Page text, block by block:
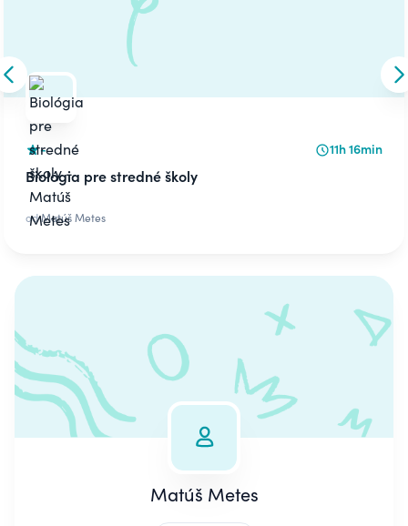
Skip to previous slide
- 11h 16min
Biológia pre stredné školy
odMatúš Metes
Matúš Metes